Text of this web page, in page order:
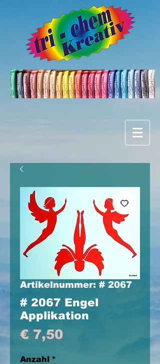
Artikelnummer: # 2067
# 2067 Engel
Applikation
€ 7,50Preis
Anzahl *